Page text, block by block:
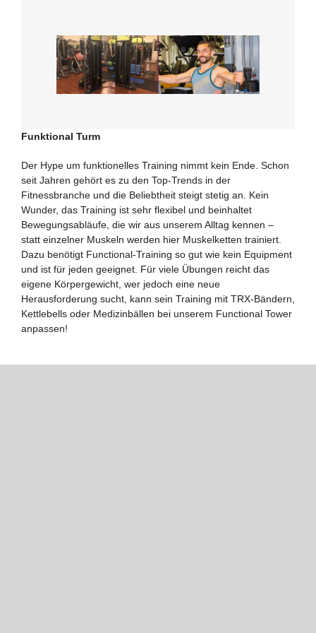
Funktional Turm
Der Hype um funktionelles Training nimmt kein Ende. Schon
seit Jahren gehört es zu den Top-Trends in der
Fitnessbranche und die Beliebtheit steigt stetig an. Kein
Wunder, das Training ist sehr flexibel und beinhaltet
Bewegungsabläufe, die wir aus unserem Alltag kennen –
statt einzelner Muskeln werden hier Muskelketten trainiert.
Dazu benötigt Functional-Training so gut wie kein Equipment
und ist für jeden geeignet. Für viele Übungen reicht das
eigene Körpergewicht, wer jedoch eine neue
Herausforderung sucht, kann sein Training mit TRX-Bändern,
Kettlebells oder Medizinbällen bei unserem Functional Tower
anpassen!